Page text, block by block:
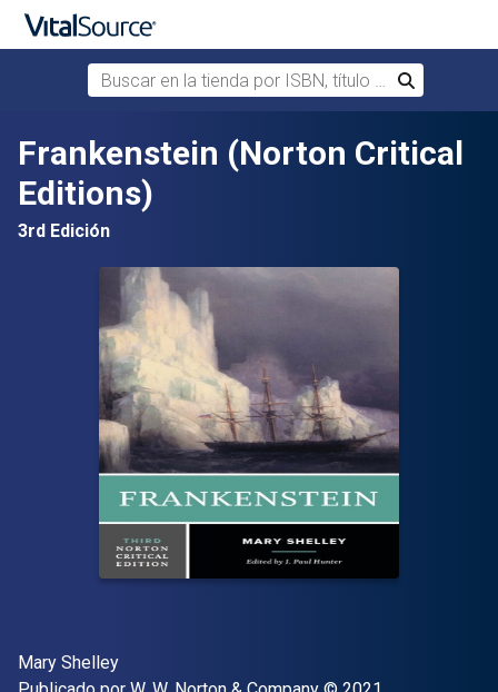
Saltar al contenido principal
Buscar en la tienda por ISBN, título o autor
Buscar
Frankenstein (Norton Critical
Editions)
3rd Edición
Autor(es)
Mary Shelley